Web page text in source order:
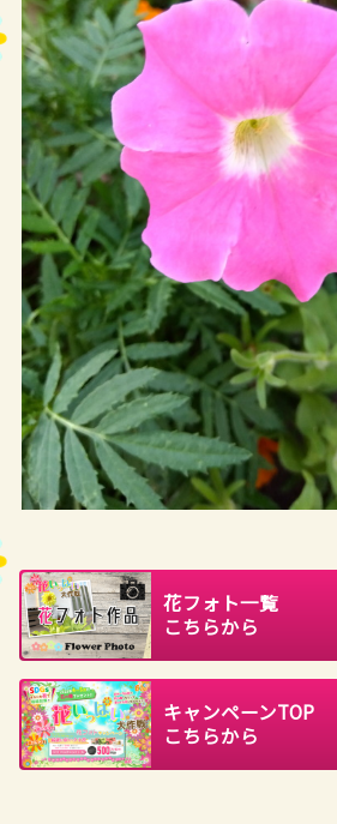
花フォト一覧
こちらから
キャンペーンTOP
こちらから